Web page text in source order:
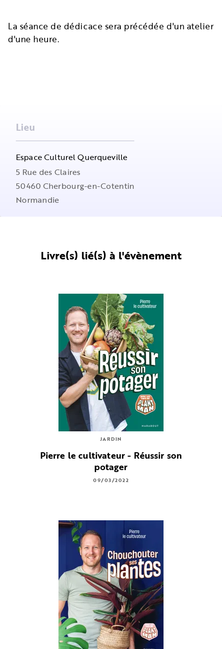
La séance de dédicace sera précédée d'un atelier
d'une heure.
Lieu
Espace Culturel Querqueville
5 Rue des Claires
50460 Cherbourg-en-Cotentin
Normandie
Livre(s) lié(s) à l'évènement
JARDIN
Pierre le cultivateur - Réussir son
potager
09/03/2022